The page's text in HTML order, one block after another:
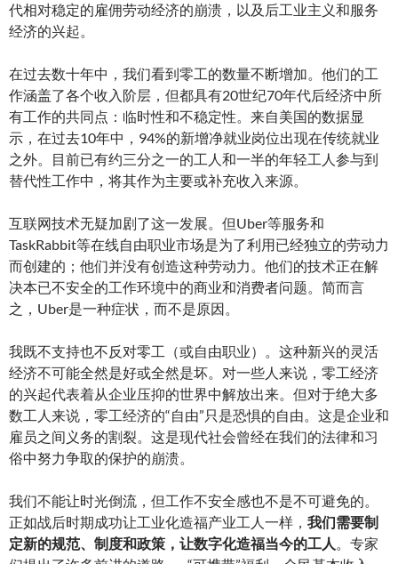
代相对稳定的雇佣劳动经济的崩溃，以及后工业主义和服务
经济的兴起。
在过去数十年中，我们看到零工的数量不断增加。他们的工
作涵盖了各个收入阶层，但都具有20世纪70年代后经济中所
有工作的共同点：临时性和不稳定性。来自美国的数据显
示，在过去10年中，94%的新增净就业岗位出现在传统就业
之外。目前已有约三分之一的工人和一半的年轻工人参与到
替代性工作中，将其作为主要或补充收入来源。
互联网技术无疑加剧了这一发展。但Uber等服务和
TaskRabbit等在线自由职业市场是为了利用已经独立的劳动力
而创建的；他们并没有创造这种劳动力。他们的技术正在解
决本已不安全的工作环境中的商业和消费者问题。简而言
之，Uber是一种症状，而不是原因。
我既不支持也不反对零工（或自由职业）。这种新兴的灵活
经济不可能全然是好或全然是坏。对一些人来说，零工经济
的兴起代表着从企业压抑的世界中解放出来。但对于绝大多
数工人来说，零工经济的“自由”只是恐惧的自由。这是企业和
雇员之间义务的割裂。这是现代社会曾经在我们的法律和习
俗中努力争取的保护的崩溃。
我们不能让时光倒流，但工作不安全感也不是不可避免的。
正如战后时期成功让工业化造福产业工人一样， 我们需要制
定新的规范、制度和政策，让数字化造福当今的工人 。专家